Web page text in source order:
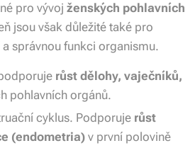
pro vývoj ženských pohlavních
jsou však důležité také pro
správnou funkci organismu.
růst dělohy, vaječníků,
pohlavních orgánů.
cyklus. Podporuje růst
(endometria) v první polovině